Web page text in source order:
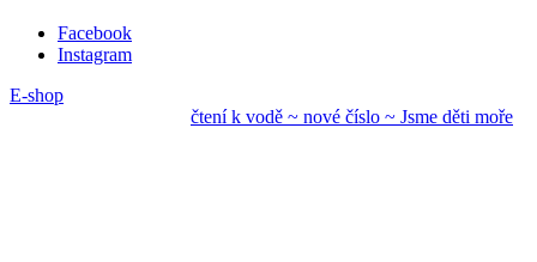
Facebook
Instagram
E-shop
čtení k vodě ~ novéčíslo ~ Jsme děti moře